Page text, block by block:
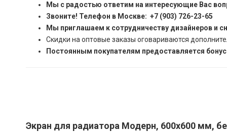
Мы с радостью ответим на интересующие Вас
Звоните! Телефон в Москве: +7 (903) 726-23-65
Мы приглашаем к сотрудничеству дизайнеров и
Скидки на оптовые заказы оговариваются
Постоянным покупателям предоставляется
Экран для радиатора Модерн, 600х600 мм,